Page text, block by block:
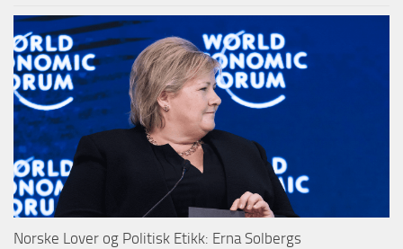
Norske Lover og Politisk Etikk: Erna Solbergs